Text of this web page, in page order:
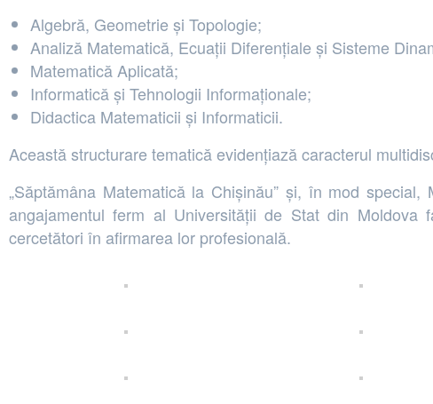
Algebră, Geometrie și Topologie;
Analiză Matematică, Ecuații Diferențiale și Sisteme
Matematică Aplicată;
Informatică și Tehnologii Informaționale;
Didactica Matematicii și Informaticii.
Această structurare tematică evidențiază caracterul
„Săptămâna Matematică la Chișinău” și, în mod
angajamentul ferm al Universității de Stat din Moldova
cercetători în afirmarea lor profesională.